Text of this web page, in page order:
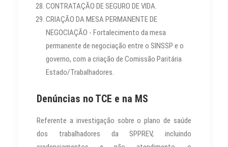
CONTRATAÇÃO DE SEGURO DE VIDA.
CRIAÇÃO DA MESA PERMANENTE DE
NEGOCIAÇÃO - Fortalecimento da mesa
permanente de negociação entre o SINSSP e o
governo, com a criação de Comissão Paritária
Estado/Trabalhadores.
Denúncias no TCE e na MS
Referente a investigação sobre o plano de saúde
dos trabalhadores da SPPREV, incluindo